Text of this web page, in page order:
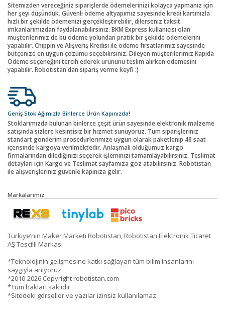
Sitemizden vereceğiniz siparişlerde ödemelerinizi kolayca yapmanız için
her şeyi düşündük. Güvenli ödeme altyapımız sayesinde kredi kartınızla
hızlı bir şekilde ödemenizi gerçekleştirebilir, dilerseniz taksit
imkanlarımızdan faydalanabilirsiniz. BKM Express kullanıcısı olan
müşterilerimiz de bu ödeme yolundan pratik bir şekilde ödemelerini
yapabilir. Chippin ve Alışveriş Kredisi ile ödeme fırsatlarımız sayesinde
bütçenize en uygun çözümü seçebilirsiniz. Dileyen müşterilerimiz Kapıda
Ödeme seçeneğini tercih ederek ürününü teslim alırken ödemesini
yapabilir. Robotistan'dan sipariş verme keyfi :)
Geniş Stok Ağımızla Binlerce Ürün Kapınızda!
Stoklarımızda bulunan binlerce çeşit ürün sayesinde elektronik malzeme
satışında sizlere kesintisiz bir hizmet sunuyoruz. Tüm siparişleriniz
standart gönderim prosedürlerimize uygun olarak paketlenip 48 saat
içerisinde kargoya verilmektedir. Anlaşmalı olduğumuz kargo
firmalarından dilediğinizi seçerek işleminizi tamamlayabilirsiniz. Teslimat
detayları için Kargo ve Teslimat sayfamıza göz atabilirsiniz. Robotistan
ile alışverişleriniz güvenle kapınıza gelir.
Markalarımız
Türkiye’nin Maker Marketi Robotistan, Robotistan Elektronik Ticaret
AŞ Tescilli Markası
*Teknolojinin gelişmesine katkı sağlayan tüm bilim insanlarını
saygıyla anıyoruz.
*2010-2026 Copyright robotistan.com
*Tüm hakları saklıdır
*Sitedeki görseller ve yazılar izinsiz kullanılamaz